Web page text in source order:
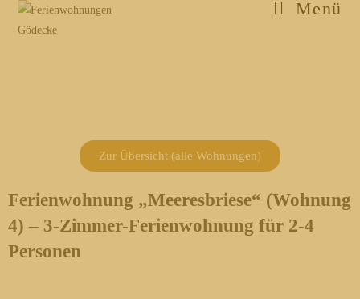
Menü
Zur Übersicht (alle Wohnungen)
Ferienwohnung „Meeresbriese“ (Wohnung
4) – 3-Zimmer-Ferienwohnung für 2-4
Personen